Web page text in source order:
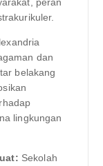
peran
dan
belakang
lingkungan
Sekolah